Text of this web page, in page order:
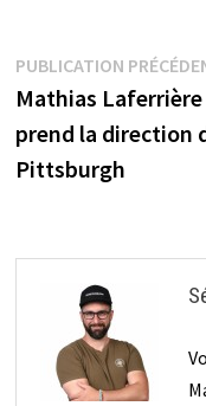
Navigation
de
l’article
PUBLICATION
Mathias Laferrière
prend la direction
Pittsburgh